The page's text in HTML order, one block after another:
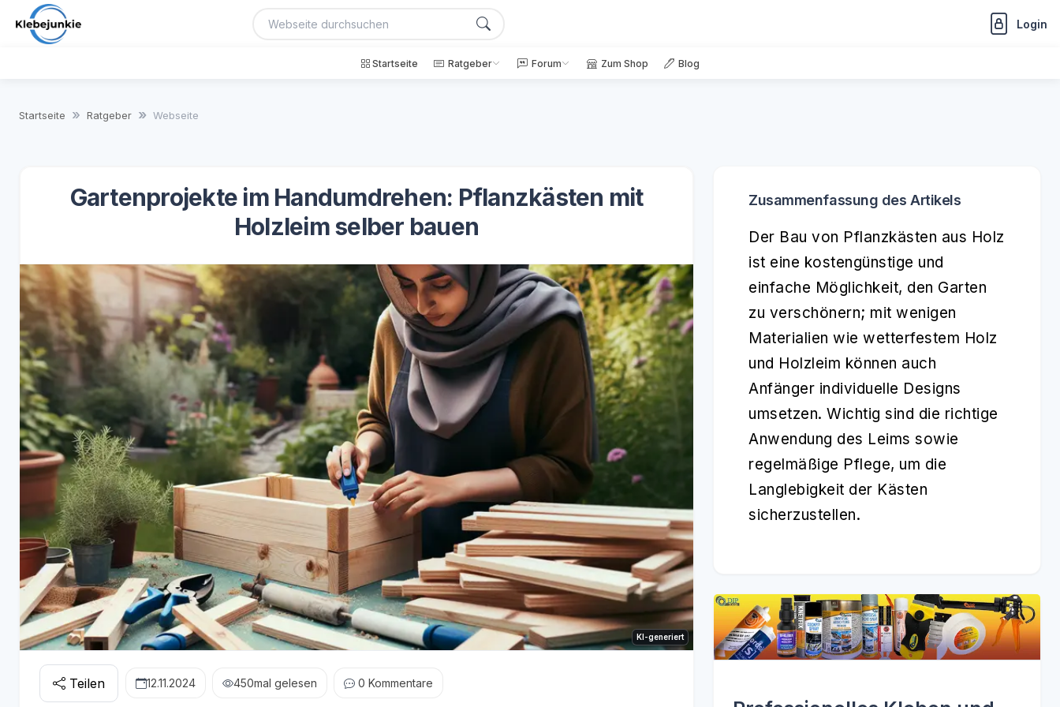
Login
Startseite Ratgeber Forum Zum Shop Blog
Startseite Ratgeber Webseite
Gartenprojekte im Handumdrehen: Pflanzkästen mit
Holzleim selber bauen
KI-generiert
Teilen 12.11.2024 450mal gelesen 0 Kommentare
Zusammenfassung des Artikels
Der Bau von Pflanzkästen aus Holz
ist eine kostengünstige und
einfache Möglichkeit, den Garten
zu verschönern; mit wenigen
Materialien wie wetterfestem Holz
und Holzleim können auch
Anfänger individuelle Designs
umsetzen. Wichtig sind die richtige
Anwendung des Leims sowie
regelmäßige Pflege, um die
Langlebigkeit der Kästen
sicherzustellen.